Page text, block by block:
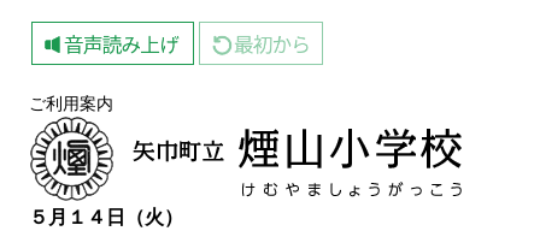
ご利用案内
５月１４日（火）